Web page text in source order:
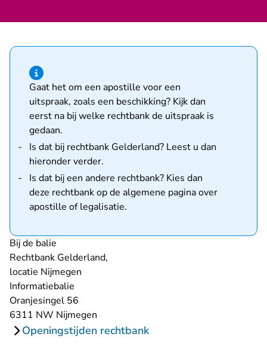
Hint van type informatie
Gaat het om een apostille voor een
uitspraak, zoals een beschikking? Kijk dan
eerst na bij welke rechtbank de uitspraak is
gedaan.
Is dat bij rechtbank Gelderland? Leest u dan
hieronder verder.
Is dat bij een andere rechtbank? Kies dan
deze rechtbank op de algemene pagina over
apostille of legalisatie.
Bij de balie
Rechtbank Gelderland,
locatie Nijmegen
Informatiebalie
Oranjesingel 56
6311 NW Nijmegen
Openingstijden rechtbank